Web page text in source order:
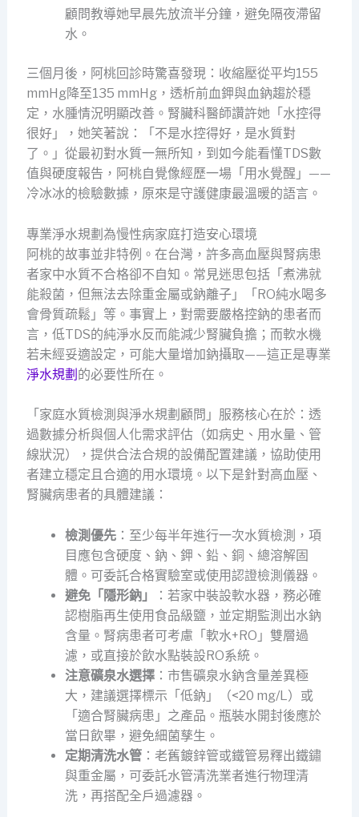
顧問教導她早晨先放流半分鐘，避免隔夜滯留
水。
三個月後，阿桃回診時驚喜發現：收縮壓從平均155
mmHg降至135 mmHg，透析前血鉀與血鈉趨於穩
定，水腫情況明顯改善。腎臟科醫師讚許她「水控得
很好」，她笑著說：「不是水控得好，是水質對
了。」從最初對水質一無所知，到如今能看懂TDS數
值與硬度報告，阿桃自覺像經歷一場「用水覺醒」——
冷冰冰的檢驗數據，原來是守護健康最溫暖的語言。
專業淨水規劃為慢性病家庭打造安心環境
阿桃的故事並非特例。在台灣，許多高血壓與腎病患
者家中水質不合格卻不自知。常見迷思包括「煮沸就
能殺菌，但無法去除重金屬或鈉離子」「RO純水喝多
會骨質疏鬆」等。事實上，對需要嚴格控鈉的患者而
言，低TDS的純淨水反而能減少腎臟負擔；而軟水機
若未經妥適設定，可能大量增加鈉攝取——這正是專業
淨水規劃 的必要性所在。
「家庭水質檢測與淨水規劃顧問」服務核心在於：透
過數據分析與個人化需求評估（如病史、用水量、管
線狀況），提供合法合規的設備配置建議，協助使用
者建立穩定且合適的用水環境。以下是針對高血壓、
腎臟病患者的具體建議：
檢測優先：至少每半年進行一次水質檢測，項
目應包含硬度、鈉、鉀、鉛、銅、總溶解固
體。可委託合格實驗室或使用認證檢測儀器。
避免「隱形鈉」
：若家中裝設軟水器，務必確
認樹脂再生使用食品級鹽，並定期監測出水鈉
含量。腎病患者可考慮「軟水+RO」雙層過
濾，或直接於飲水點裝設RO系統。
注意礦泉水選擇：市售礦泉水鈉含量差異極
大，建議選擇標示「低鈉」（<20 mg/L）或
「適合腎臟病患」之產品。瓶裝水開封後應於
當日飲畢，避免細菌孳生。
定期清洗水管：老舊鍍鋅管或鐵管易釋出鐵鏽
與重金屬，可委託水管清洗業者進行物理清
洗，再搭配全戶過濾器。